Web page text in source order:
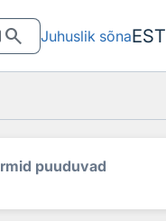
search Juhuslik sõnaEST
puuduvad